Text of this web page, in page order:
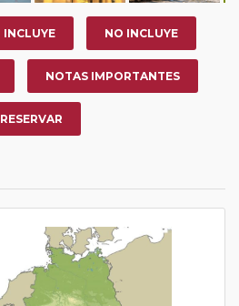
INCLUYE NO INCLUYE
NOTAS IMPORTANTES
RESERVAR